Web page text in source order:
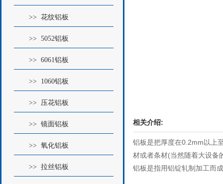
>> 花纹铝板
>> 5052铝板
>> 6061铝板
>> 1060铝板
>> 压花铝板
>> 镜面铝板
>> 氧化铝板
>> 拉丝铝板
相关介绍:
铝板是把厚度在0.2mm以上
材或者条材(当然随着大设备
铝板是指用铝锭轧制加工而